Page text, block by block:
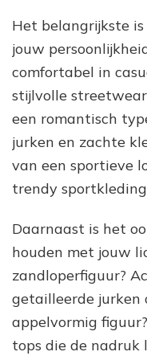
Het belangrijkste
jouw
comfortabel in
stijlvolle
een romantisch
jurken en zachte
van een sportieve
trendy
Daarnaast is het
houden met jouw
zandloperfiguur?
getailleerde jurken
appelvormig
tops die de nadruk